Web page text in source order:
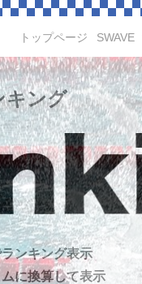
トップページ SWAVE
キング
ンキング表示
に換算して表示